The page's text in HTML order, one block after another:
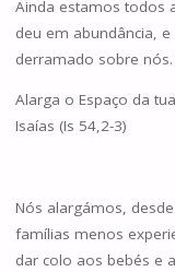
Ainda estamos todos
deu em abundância,
derramado sobre
Alarga o Espaço da
Isaías (Is 54,2-3)
Nós alargámos,
famílias menos
dar colo aos bebés e